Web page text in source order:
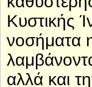
Κυστικής
νοσήματα
αλλά και